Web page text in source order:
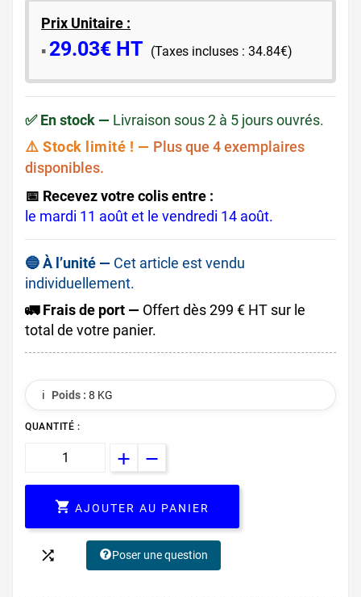
Prix Unitaire :
​▪️​ 29.03€ HT (Taxes incluses : 34.84€)
✅ En stock — Livraison sous 2 à 5 jours ouvrés.
⚠️ Stock limité ! — Plus que 4 exemplaires
disponibles.
📅 Recevez votre colis entre :
le mardi 11 août et le vendredi 14 août.
🔵 À l’unité — Cet article est vendu
individuellement.
🚛 Frais de port — Offert dès 299 € HT sur le
total de votre panier.
ℹ️ Poids : 8 KG
QUANTITÉ :
 AJOUTER AU PANIER
 Poser une question